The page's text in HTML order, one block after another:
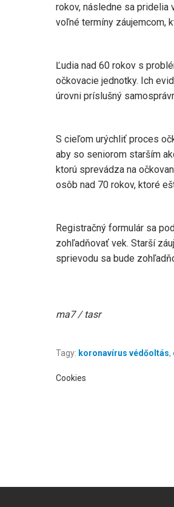
rokov, následne sa pridelia
voľné termíny záujemcom,
Ľudia nad 60 rokov s
očkovacie jednotky. Ich
úrovni príslušný
S cieľom urýchliť proces
aby so seniorom starším
ktorú sprevádza na
osôb nad 70 rokov, ktoré
Registračný formulár sa
zohľadňovať vek. Starší
sprievodu sa bude
ma7 / tasr
Tagy: koronavírus védőoltás,
Cookies